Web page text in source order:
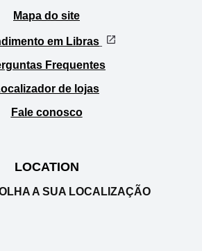
Mapa do site
em Libras
Frequentes
de lojas
Fale conosco
LOCATION
A SUA LOCALIZAÇÃO